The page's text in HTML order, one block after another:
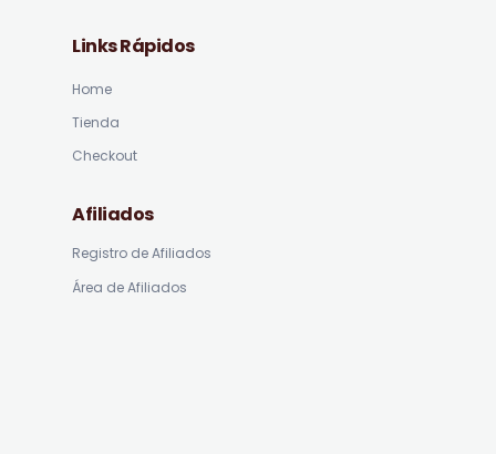
Links Rápidos
Home
Tienda
Checkout
Afiliados
Registro de Afiliados
Área de Afiliados